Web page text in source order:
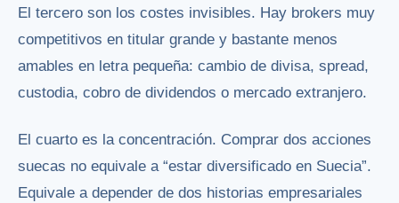
El tercero son los costes invisibles. Hay brokers muy
competitivos en titular grande y bastante menos
amables en letra pequeña: cambio de divisa, spread,
custodia, cobro de dividendos o mercado extranjero.
El cuarto es la concentración. Comprar dos acciones
suecas no equivale a “estar diversificado en Suecia”.
Equivale a depender de dos historias empresariales